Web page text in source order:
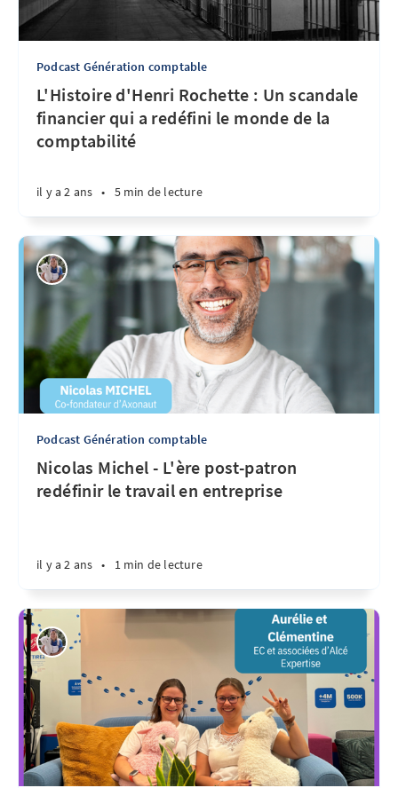
Podcast Génération comptable
L'Histoire d'Henri Rochette : Un scandale
financier qui a redéfini le monde de la
comptabilité
il y a 2 ans • 5 min de lecture
Podcast Génération comptable
Nicolas Michel - L'ère post-patron
redéfinir le travail en entreprise
il y a 2 ans • 1 min de lecture